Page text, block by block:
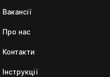
Вакансії
Про нас
Контакти
Інструкції